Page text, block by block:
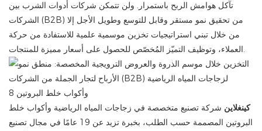
تآكل هوامش الربح باستمرار. ولن تتمكن شركات أدوات الشرب بين
الشركات (B2B) من تحقيق نمو مستقر وقابل للتوسع وطويل الأجل إلا
من خلال تبني استراتيجيات تخزين موسمية علمية للاستفادة من حركة
العملاء، وتوظيف التميّز المُخصّص للحصول على أسعار مميزة للمنتجات.
كينغلاين شركة تصنيع متخصصة في زجاجات المياه الرياضية وأكواب خلط
البروتين المصممة حسب الطلب، بخبرة تزيد عن 19 عامًا في مجال تصنيع